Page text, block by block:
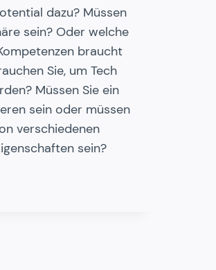
dazu? Müssen
sein? Oder welche
braucht
Sie, um Tech
Müssen Sie ein
sein oder müssen
verschiedenen
sein?